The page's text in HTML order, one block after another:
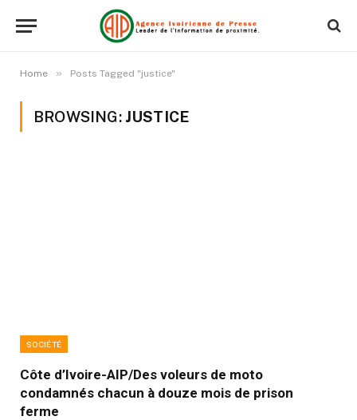
Home » Posts Tagged "justice"
BROWSING: JUSTICE
SOCIÉTÉ
Côte d’Ivoire-AIP/Des voleurs de moto
condamnés chacun à douze mois de prison
ferme